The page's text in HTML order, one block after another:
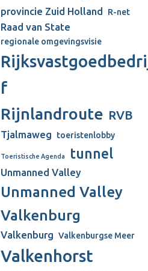
provincie Zuid Holland R-net
Raad van State
regionale omgevingsvisie
f
Rijnlandroute RVB
Tjalmaweg toeristenlobby
Toeristische Agenda tunnel
Unmanned Valley
Unmanned Valley
Valkenburg
Valkenburg Valkenburgse Meer
Valkenhorst